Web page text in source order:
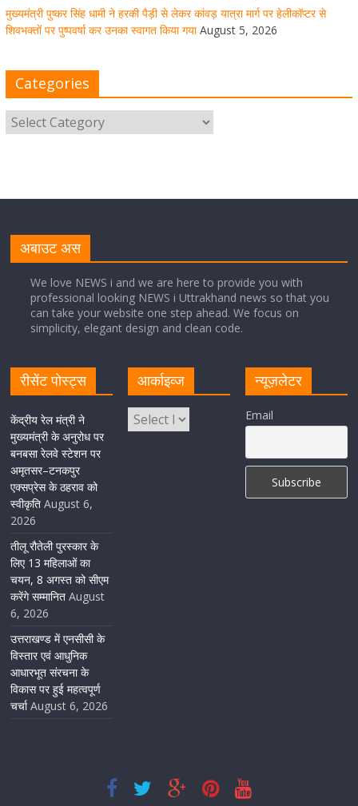
धर्मनगरी हरिद्वार में कांवड़ यात्रा के दौरान मंगलवार को आस्था, सेवा
और संस्कृति का अद्भुत संगम देखने को मिला
मुख्यमंत्री ने स्वास्थ्य सेवा शिविर का किया शुभारंभ, श्रद्धालुओं को
अपने हाथों से परोसा भोजन
August 5, 2026 1 Comment
सीएम धामी ने हरिद्वार में शिवभक्तों का हेलिकॉप्टर से पुष्पवर्षा और पैर
धोकर किया स्वागत
विकास योजनाओं का लोकार्पण-शिलान्यास
मुख्यमंत्री पुष्कर सिंह धामी ने हरकी पैड़ी से लेकर कांवड़ यात्रा मार्ग पर हेलीकॉप्टर से
शिवभक्तों पर पुष्पवर्षा कर उनका स्वागत किया गया August 5, 2026
Categories
अबाउट अस
We love NEWS i and we are here to provide you with
professional looking NEWS i Uttrakhand news so that you
can take your website one step ahead. We focus on
simplicity, elegant design and clean code.
रीसेंट पोस्ट्स
केंद्रीय रेल मंत्री ने
मुख्यमंत्री के अनुरोध पर
बनबसा रेलवे स्टेशन पर
अमृतसर–टनकपुर
एक्सप्रेस के ठहराव को
स्वीकृति August 6,
2026
तीलू रौतेली पुरस्कार के
लिए 13 महिलाओं का
चयन, 8 अगस्त को सीएम
करेंगे सम्मानित August
6, 2026
उत्तराखण्ड में एनसीसी के
विस्तार एवं आधुनिक
आधारभूत संरचना के
विकास पर हुई महत्वपूर्ण
चर्चा August 6, 2026
आर्काइव्ज न्यूज़लेटर
Email